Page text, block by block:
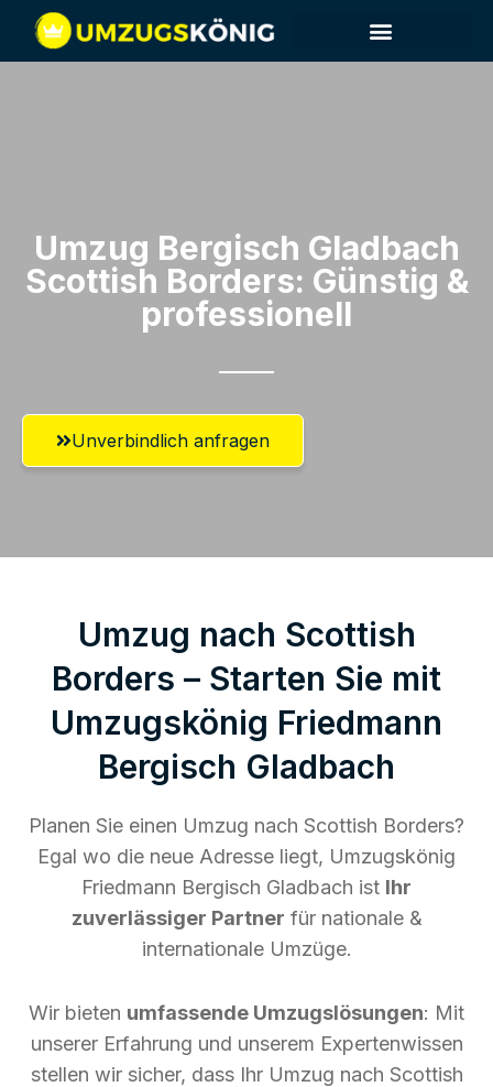
Umzug Bergisch Gladbach​
Scottish Borders: Günstig &
professionell​
Unverbindlich anfragen
Umzug nach Scottish
Borders – Starten Sie mit
Umzugskönig Friedmann
Bergisch Gladbach
Planen Sie einen Umzug nach Scottish Borders?
Egal wo die neue Adresse liegt, Umzugskönig
Friedmann Bergisch Gladbach ist Ihr
zuverlässiger Partner für nationale &
internationale Umzüge.
Wir bieten umfassende Umzugslösungen: Mit
unserer Erfahrung und unserem Expertenwissen
stellen wir sicher, dass Ihr Umzug nach Scottish